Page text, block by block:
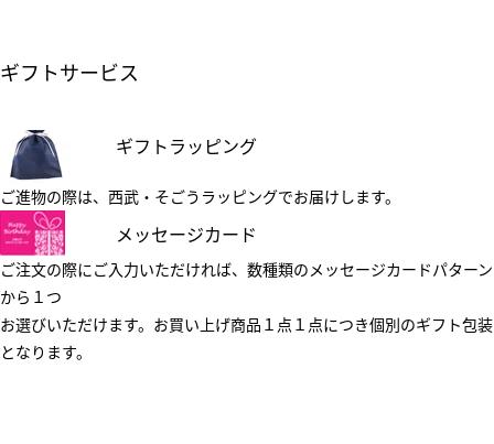
ギフトサービス
ギフトラッピング
ご進物の際は、西武・そごうラッピングでお届けします。
メッセージカード
ご注文の際にご入力いただければ、数種類のメッセージカードパターン
から１つ
お選びいただけます。お買い上げ商品１点１点につき個別のギフト包装
となります。